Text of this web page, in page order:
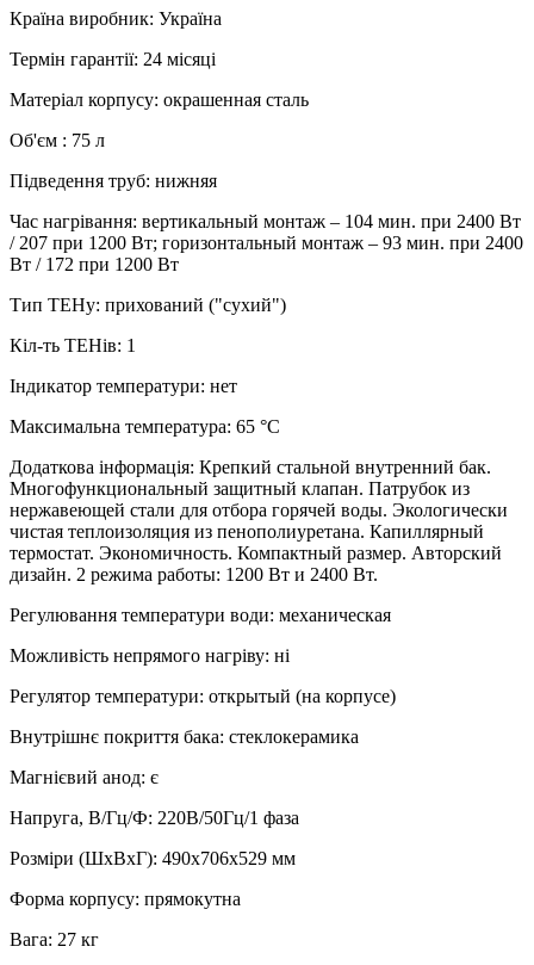
Країна виробник: Україна
Термін гарантії: 24 місяці
Матеріал корпусу: окрашенная сталь
Об'єм : 75 л
Підведення труб: нижняя
Час нагрівання: вертикальный монтаж – 104 мин. при 2400 Вт
/ 207 при 1200 Вт; горизонтальный монтаж – 93 мин. при 2400
Вт / 172 при 1200 Вт
Тип ТЕНу: прихований ("сухий")
Кіл-ть ТЕНів: 1
Індикатор температури: нет
Максимальна температура: 65 °C
Додаткова інформація: Крепкий стальной внутренний бак.
Многофункциональный защитный клапан. Патрубок из
нержавеющей стали для отбора горячей воды. Экологически
чистая теплоизоляция из пенополиуретана. Капиллярный
термостат. Экономичность. Компактный размер. Авторский
дизайн. 2 режима работы: 1200 Вт и 2400 Вт.
Регулювання температури води: механическая
Можливість непрямого нагріву: ні
Регулятор температури: открытый (на корпусе)
Внутрішнє покриття бака: стеклокерамика
Магнієвий анод: є
Напруга, В/Гц/Ф: 220В/50Гц/1 фаза
Розміри (ШхВхГ): 490х706х529 мм
Форма корпусу: прямокутна
Вага: 27 кг